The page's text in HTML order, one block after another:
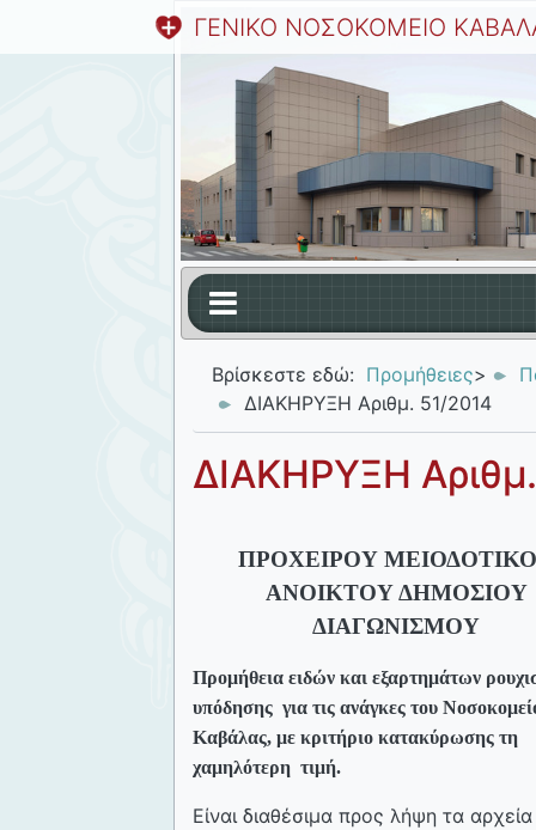
ΓΕΝΙΚΟ ΝΟΣΟΚΟΜΕΙΟ
Βρίσκεστε εδώ: Προμήθειες>
ΔΙΑΚΗΡΥΞΗ Αριθμ. 51/2014
ΔΙΑΚΗΡΥΞΗ
ΠΡΟΧΕΙΡΟΥ
ΑΝΟΙΚΤΟΥ ΔΗΜΟΣΙΟΥ
ΔΙΑΓΩΝΙΣΜΟΥ
Προμήθεια ειδών και εξαρτημάτων
υπόδησης για τις ανάγκες του
Καβάλας, με κριτήριο κατακύρωσης τη
χαμηλότερη τιμή.
Είναι διαθέσιμα προς λήψη τα